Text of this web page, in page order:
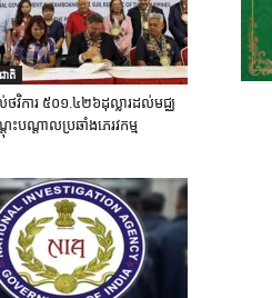
ាតិ
ល់ថវិការ ៥០១.៤២៦ដុល្លារដល់មជ្ឈ
បណ្តាលប្រឆាំងភេរវកម្ម